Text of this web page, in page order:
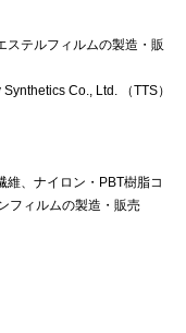
テルフィルムの製造・販
Co., Ltd. （TTS）
、ナイロン・PBT樹脂コ
フィルムの製造・販売